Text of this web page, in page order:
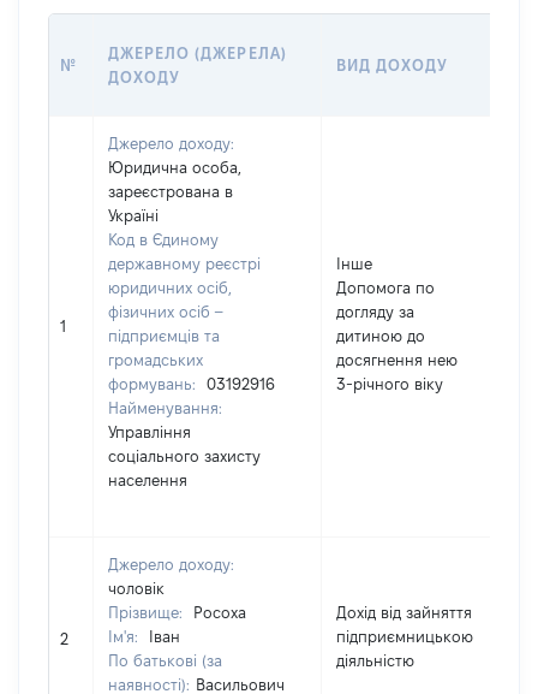
№
ДЖЕРЕЛО (ДЖЕРЕЛА)
ДОХОДУ
ВИД ДОХОДУ
1
Джерело доходу:
Юридична особа,
зареєстрована в
Україні
Код в Єдиному
державному реєстрі
юридичних осіб,
фізичних осіб –
підприємців та
громадських
формувань:
03192916
Найменування:
Управління
соціального захисту
населення
Інше
Допомога по
догляду за
дитиною до
досягнення нею
3-річного віку
2
Джерело доходу:
чоловік
Прізвище:
Росоха
Ім'я:
Іван
По батькові (за
наявності): Васильович
Дохід від зайняття
підприємницькою
діяльністю